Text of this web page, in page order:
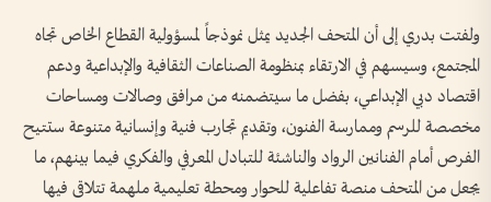
ولفتت بدري إلى أن المتحف الجديد يمثل نموذجاً لمسؤولية القطاع الخاص تجاه
المجتمع، وسيسهم في الارتقاء بمنظومة الصناعات الثقافية والإبداعية ودعم
اقتصاد دبي الإبداعي، بفضل ما سيتضمنه من مرافق وصالات ومساحات
مخصصة للرسم وممارسة الفنون، وتقديم تجارب فنية وإنسانية متنوعة ستتيح
الفرص أمام الفنانين الرواد والناشئة للتبادل المعرفي والفكري فيما بينهم، ما
يجعل من المتحف منصة تفاعلية للحوار ومحطة تعليمية ملهمة تتلاقى فيها